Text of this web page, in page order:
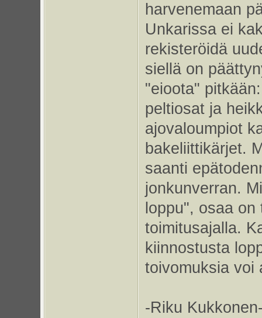
harvenemaan
Unkarissa ei
rekisteröidä
siellä on
"eioota"
peltiosat ja
ajovaloumpiot
bakeliittikärjet.
saanti
jonkunverran.
loppu", osaa
toimitusajalla.
kiinnostusta
toivomuksia voi
-Riku